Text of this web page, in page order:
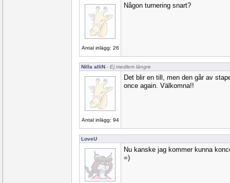
Antal inlägg: 26
Någon turnering snart?
Nilla alliN - Ej medlem längre
Antal inlägg: 94
Det blir en till, men den går av
once again. Välkomna!!
LoveU
Nu kanske jag kommer kunna
=)